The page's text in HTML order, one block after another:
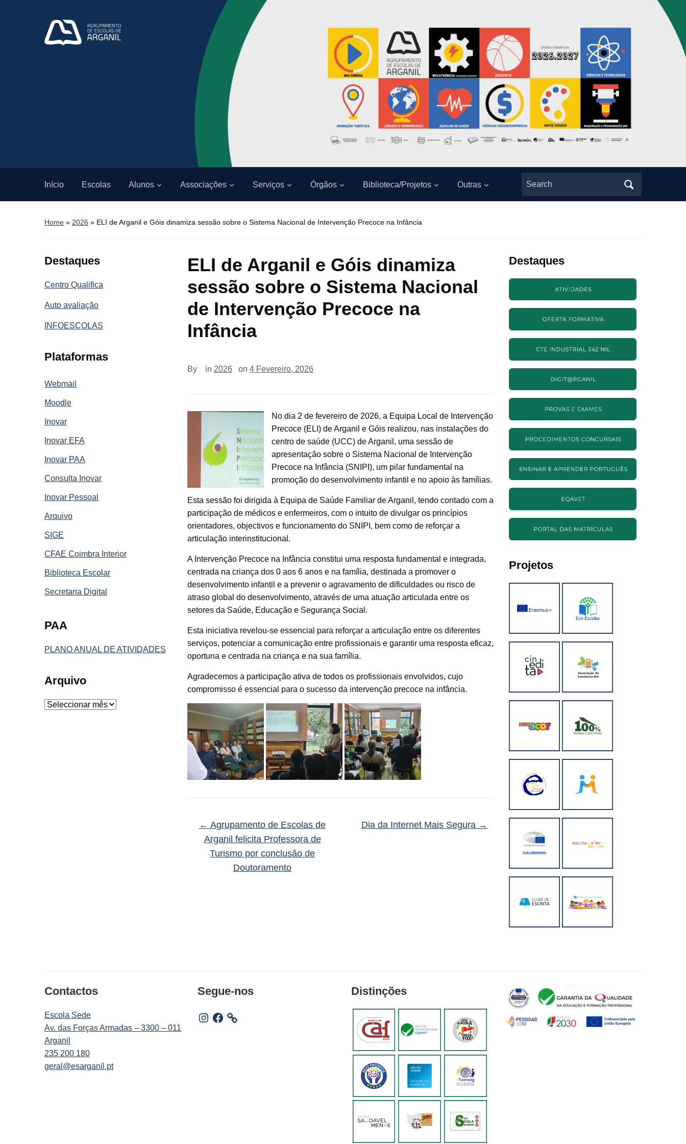
Início Escolas Alunos Associações Serviços Órgãos Biblioteca/Projetos Outras
Search
for:
Home » 2026 » ELI de Arganil e Góis dinamiza sessão sobre o Sistema Nacional de Intervenção Precoce na Infância
Destaques
Centro Qualifica
Auto avaliação
INFOESCOLAS
Plataformas
Webmail
Moodle
Inovar
Inovar EFA
Inovar PAA
Consulta Inovar
Inovar Pessoal
Arquivo
SIGE
CFAE Coimbra Interior
Biblioteca Escolar
Secretaria Digital
PAA
PLANO ANUAL DE ATIVIDADES
Arquivo
Arquivo
ELI de Arganil e Góis dinamiza
sessão sobre o Sistema Nacional
de Intervenção Precoce na
Infância
By in 2026 on 4 Fevereiro, 2026
No dia 2 de fevereiro de 2026, a Equipa Local de Intervenção
Precoce (ELI) de Arganil e Góis realizou, nas instalações do
centro de saúde (UCC) de Arganil, uma sessão de
apresentação sobre o Sistema Nacional de Intervenção
Precoce na Infância (SNIPI), um pilar fundamental na
promoção do desenvolvimento infantil e no apoio às famílias.
Esta sessão foi dirigida à Equipa de Saúde Familiar de Arganil, tendo contado com a
participação de médicos e enfermeiros, com o intuito de divulgar os princípios
orientadores, objectivos e funcionamento do SNIPI, bem como de reforçar a
articulação interinstitucional.
A Intervenção Precoce na Infância constitui uma resposta fundamental e integrada,
centrada na criança dos 0 aos 6 anos e na família, destinada a promover o
desenvolvimento infantil e a prevenir o agravamento de dificuldades ou risco de
atraso global do desenvolvimento, através de uma atuação articulada entre os
setores da Saúde, Educação e Segurança Social.
Esta iniciativa revelou-se essencial para reforçar a articulação entre os diferentes
serviços, potenciar a comunicação entre profissionais e garantir uma resposta eficaz,
oportuna e centrada na criança e na sua família.
Agradecemos a participação ativa de todos os profissionais envolvidos, cujo
compromisso é essencial para o sucesso da intervenção precoce na infância.
← Agrupamento de Escolas de
Arganil felicita Professora de
Turismo por conclusão de
Doutoramento
Dia da Internet Mais Segura →
Destaques
Projetos
Contactos
Escola Sede
Av. das Forças Armadas – 3300 – 011
Arganil
235 200 180
geral@esarganil.pt
Segue-nos
Instagram
Facebook
Distinções